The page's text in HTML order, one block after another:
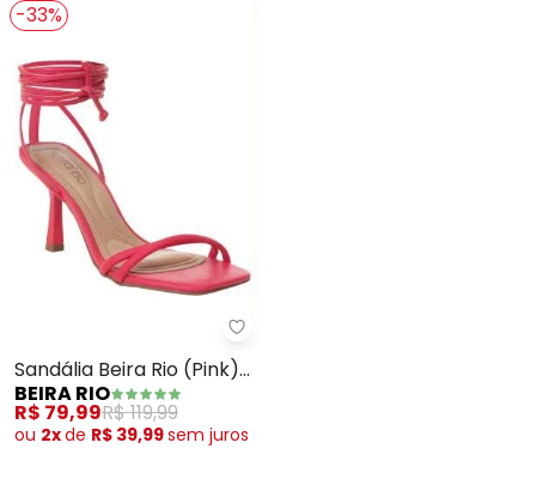
-33%
Beira Rio - Sandália Beira Rio
Sandália Beira Rio (Pink)
em Sintético
BEIRA RIO
R$ 79,99R$ 119,99
ou 2xde R$ 39,99sem juros